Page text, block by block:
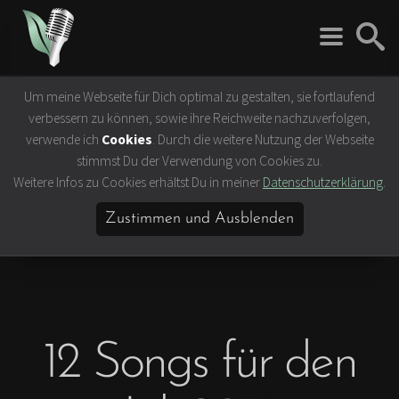
Rock 'n' Roll
Interviews
Konzerte
Vegan
Tierrechte
Klima- &
Umweltschutz
Ernährung &
Gesundheit
Lifestyle Slow Travel
Hamburg
Um meine Webseite für Dich optimal zu gestalten, sie fortlaufend
verbessern zu können, sowie ihre Reichweite nachzuverfolgen,
verwende ich Cookies . Durch die weitere Nutzung der Webseite
stimmst Du der Verwendung von Cookies zu.
Weitere Infos zu Cookies erhältst Du in meiner Datenschutzerklärung
Zustimmen und Ausblenden
12 Songs für den